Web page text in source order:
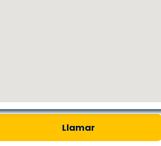
Llamar